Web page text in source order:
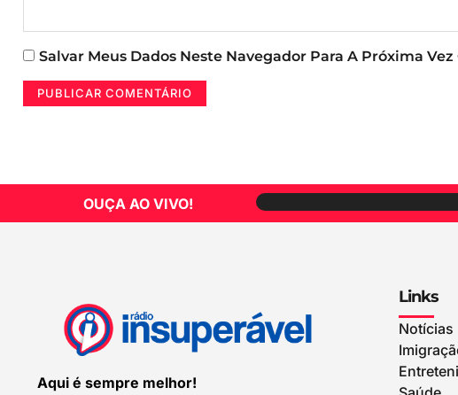
Salvar Meus Dados Neste Navegador Para A Próxima
OUÇA AO VIVO!
Aqui é sempre melhor!
Links
Notícias